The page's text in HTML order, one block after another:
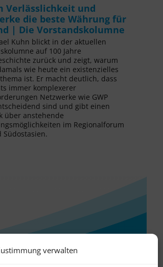
verwalten
Verlässlichkeit und
die beste Währung für
| Die Vorstandskolumne
Kuhn blickt in der aktuellen
auf 100 Jahre
zurück und zeigt, warum
wie heute ein existenzielles
ist. Er macht deutlich, dass
immer komplexerer
Netzwerke wie GWP
sind und gibt einen
über anstehende
im Regionalforum
Südostasien.